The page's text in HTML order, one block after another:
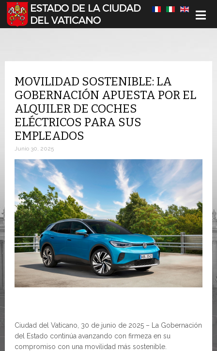
Seleccione su idioma
MOVILIDAD SOSTENIBLE: LA
GOBERNACIÓN APUESTA POR EL
ALQUILER DE COCHES
ELÉCTRICOS PARA SUS
EMPLEADOS
Junio 30, 2025
Ciudad del Vaticano, 30 de junio de 2025 – La Gobernación
del Estado continúa avanzando con firmeza en su
compromiso con una movilidad más sostenible.